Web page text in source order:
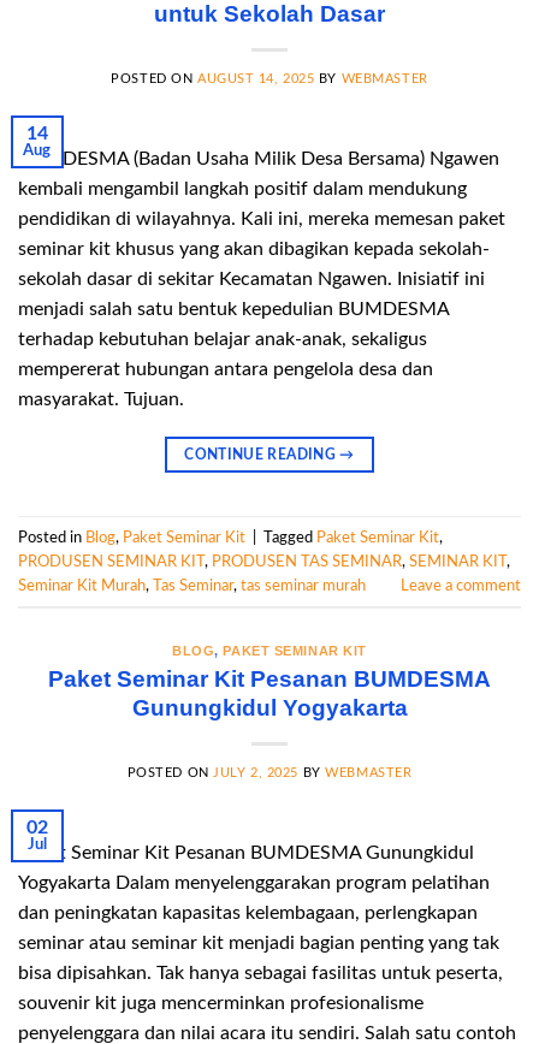
untuk Sekolah Dasar
POSTED ON AUGUST 14, 2025 BY WEBMASTER
14
Aug
BUMDESMA (Badan Usaha Milik Desa Bersama) Ngawen
kembali mengambil langkah positif dalam mendukung
pendidikan di wilayahnya. Kali ini, mereka memesan paket
seminar kit khusus yang akan dibagikan kepada sekolah-
sekolah dasar di sekitar Kecamatan Ngawen. Inisiatif ini
menjadi salah satu bentuk kepedulian BUMDESMA
terhadap kebutuhan belajar anak-anak, sekaligus
mempererat hubungan antara pengelola desa dan
masyarakat. Tujuan.
CONTINUE READING→
Posted in Blog, Paket Seminar Kit Tagged Paket Seminar Kit,
PRODUSEN SEMINAR KIT , PRODUSEN TAS SEMINAR, SEMINAR KIT ,
Seminar Kit Murah, Tas Seminar, tas seminar murah Leave a comment
BLOG, PAKET SEMINAR KIT
Paket Seminar Kit Pesanan BUMDESMA
Gunungkidul Yogyakarta
POSTED ON JULY 2, 2025 BYWEBMASTER
02
Jul
Paket Seminar Kit Pesanan BUMDESMA Gunungkidul
Yogyakarta Dalam menyelenggarakan program pelatihan
dan peningkatan kapasitas kelembagaan, perlengkapan
seminar atau seminar kit menjadi bagian penting yang tak
bisa dipisahkan. Tak hanya sebagai fasilitas untuk peserta,
souvenir kit juga mencerminkan profesionalisme
penyelenggara dan nilai acara itu sendiri. Salah satu contoh